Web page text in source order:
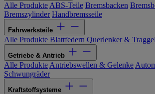
Alle Produkte ABS-Teile Bremsbacken
Bremszylinder Handbremsseile
Fahrwerksteile
Alle Produkte Blattfedern Querlenker &
Getriebe & Antrieb
Alle Produkte Antriebswellen & Gelenke
Schwungräder
Kraftstoffsysteme